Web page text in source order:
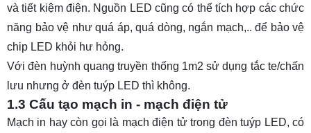
và tiết kiệm điện. Nguồn LED cũng có thể tích hợp các chức
năng bảo vệ như quá áp, quá dòng, ngắn mạch,.. để bảo vệ
chip LED khỏi hư hỏng.
Với đèn huỳnh quang truyền thống 1m2 sử dụng tắc te/chấn
lưu nhưng ở đèn tuýp LED thì không.
1.3 Cấu tạo mạch in - mạch điện tử
Mạch in hay còn gọi là mạch điện tử trong đèn tuýp LED, có